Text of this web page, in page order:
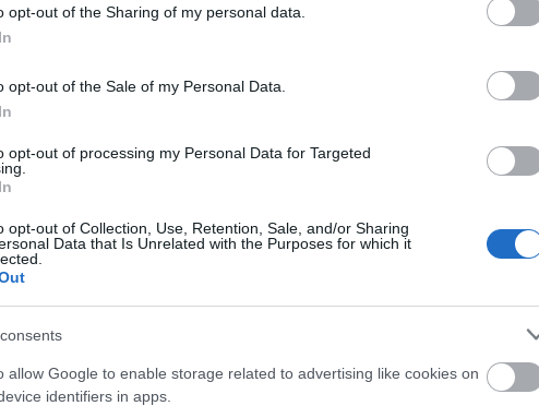
opt-out of the Sharing of my personal data.
opt-out of the Sale of my Personal Data.
opt-out of processing my Personal Data for Targeted
opt-out of Collection, Use, Retention, Sale, and/or Sharing
Data that Is Unrelated with the Purposes for which it
allow Google to enable storage related to advertising like cookies on
identifiers in apps.
ítélte a fődíjat, amelyet
Andrzej Bubien